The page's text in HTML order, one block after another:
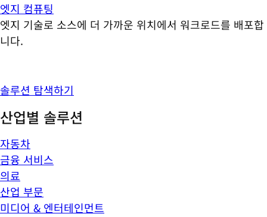
엣지 컴퓨팅
엣지 기술로 소스에 더 가까운 위치에서 워크로드를 배포합
니다.
솔루션 탐색하기
산업별 솔루션
자동차
금융 서비스
의료
산업 부문
미디어 & 엔터테인먼트